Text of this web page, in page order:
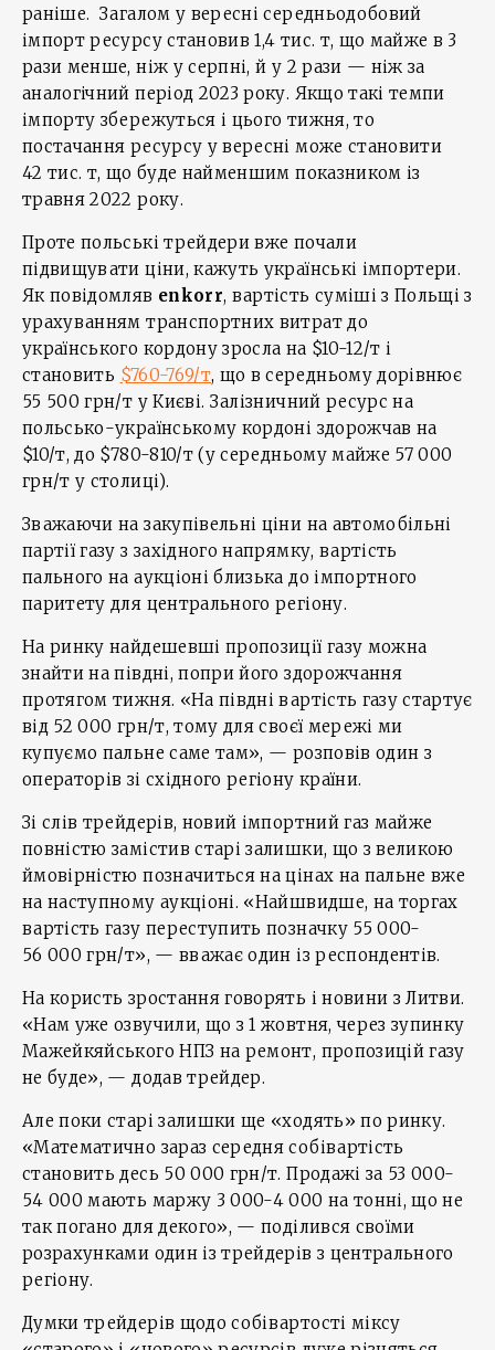
раніше. Загалом у вересні середньодобовий
імпорт ресурсу становив 1,4 тис. т, що майже в 3
рази менше, ніж у серпні, й у 2 рази — ніж за
аналогічний період 2023 року. Якщо такі темпи
імпорту збережуться і цього тижня, то
постачання ресурсу у вересні може становити
42 тис. т, що буде найменшим показником із
травня 2022 року.
Проте польські трейдери вже почали
підвищувати ціни, кажуть українські імпортери.
Як повідомляв enkorr, вартість суміші з Польщі з
урахуванням транспортних витрат до
українського кордону зросла на $10-12/т і
становить $760-769/т, що в середньому дорівнює
55 500 грн/т у Києві. Залізничний ресурс на
польсько-українському кордоні здорожчав на
$10/т, до $780-810/т (у середньому майже 57 000
грн/т у столиці).
Зважаючи на закупівельні ціни на автомобільні
партії газу з західного напрямку, вартість
пального на аукціоні близька до імпортного
паритету для центрального регіону.
На ринку найдешевші пропозиції газу можна
знайти на півдні, попри його здорожчання
протягом тижня. «На півдні вартість газу стартує
від 52 000 грн/т, тому для своєї мережі ми
купуємо пальне саме там», — розповів один з
операторів зі східного регіону країни.
Зі слів трейдерів, новий імпортний газ майже
повністю замістив старі залишки, що з великою
ймовірністю позначиться на цінах на пальне вже
на наступному аукціоні. «Найшвидше, на торгах
вартість газу переступить позначку 55 000-
56 000 грн/т», — вважає один із респондентів.
На користь зростання говорять і новини з Литви.
«Нам уже озвучили, що з 1 жовтня, через зупинку
Мажейкяйського НПЗ на ремонт, пропозицій газу
не буде», — додав трейдер.
Але поки старі залишки ще «ходять» по ринку.
«Математично зараз середня собівартість
становить десь 50 000 грн/т. Продажі за 53 000-
54 000 мають маржу 3 000-4 000 на тонні, що не
так погано для декого», — поділився своїми
розрахунками один із трейдерів з центрального
регіону.
Думки трейдерів щодо собівартості міксу